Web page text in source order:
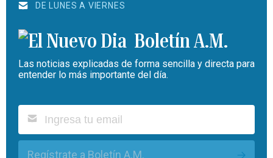
DE LUNES A VIERNES
Boletín A.M.
Las noticias explicadas de forma sencilla y directa para
entender lo más importante del día.
Regístrate a Boletín A.M.